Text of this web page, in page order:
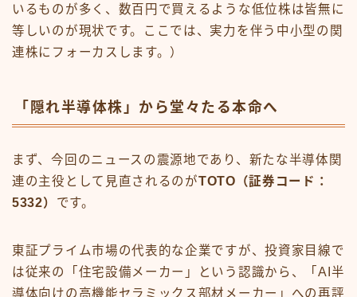
いるものが多く、数百円で買えるような低位株は皆無に
等しいのが現状です。ここでは、実力を伴う中小型の関
連株にフォーカスします。）
「隠れ半導体株」から堂々たる本命へ
まず、今回のニュースの震源地であり、新たな半導体関
連の主役として見直されるのがTOTO（証券コード：
5332） です。
東証プライム市場の代表的な企業ですが、投資家目線で
は従来の「住宅設備メーカー」という認識から、「AI半
導体向けの高機能セラミックス部材メーカー」への再評